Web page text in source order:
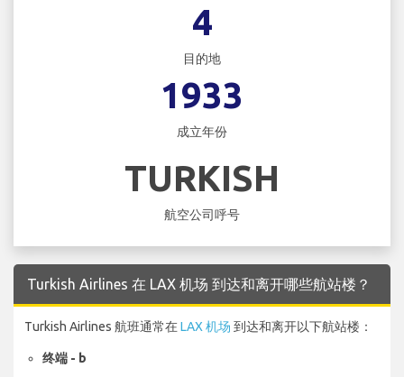
4
目的地
1933
成立年份
TURKISH
航空公司呼号
Turkish Airlines 在 LAX 机场 到达和离开哪些航站楼？
Turkish Airlines 航班通常在LAX 机场 到达和离开以下航站楼：
终端 - b